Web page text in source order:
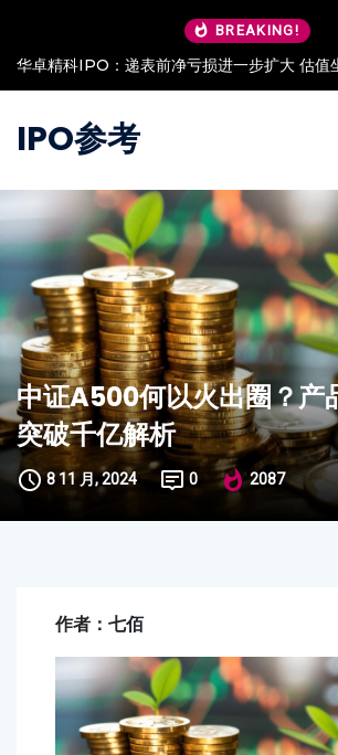
BREAKING!
山车” 安澜万锦IPO：客户低价入股 现
IPO参考
中证A500何以火出圈？产
突破千亿解析
8 11 月, 2024 0 2087
作者：七佰